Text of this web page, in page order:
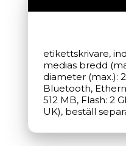
etikettskrivare,
medias bredd
diameter (max.):
Bluetooth,
512 MB, Flash: 2
UK), beställ